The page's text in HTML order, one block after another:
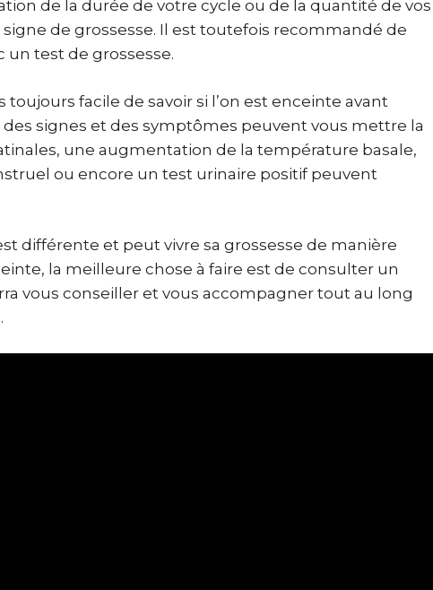
de la durée de votre cycle ou de la quantité de vos
signe de grossesse. Il est toutefois recommandé de
test de grossesse.
toujours facile de savoir si l’on est enceinte avant
des signes et des symptômes peuvent vous mettre la
une augmentation de la température basale,
ou encore un test urinaire positif peuvent
différente et peut vivre sa grossesse de manière
la meilleure chose à faire est de consulter un
vous conseiller et vous accompagner tout au long